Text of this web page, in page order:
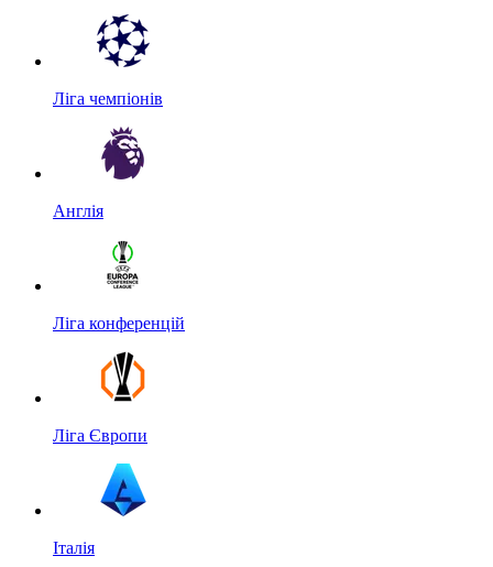
Ліга чемпіонів
Англія
Ліга конференцій
Ліга Європи
Італія